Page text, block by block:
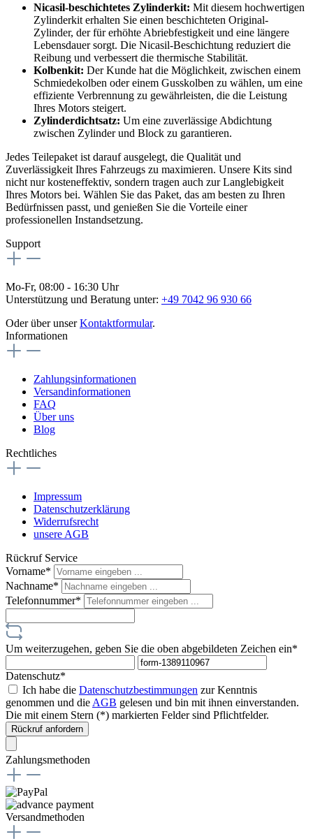
Nicasil-beschichtetes Zylinderkit: Mit diesem hochwertigen
Zylinderkit erhalten Sie einen beschichteten Original-
Zylinder, der für erhöhte Abriebfestigkeit und eine längere
Lebensdauer sorgt. Die Nicasil-Beschichtung reduziert die
Reibung und verbessert die thermische Stabilität.
Kolbenkit: Der Kunde hat die Möglichkeit, zwischen einem
Schmiedekolben oder einem Gusskolben zu wählen, um eine
effiziente Verbrennung zu gewährleisten, die die Leistung
Ihres Motors steigert.
Zylinderdichtsatz: Um eine zuverlässige Abdichtung
zwischen Zylinder und Block zu garantieren.
Jedes Teilepaket ist darauf ausgelegt, die Qualität und
Zuverlässigkeit Ihres Fahrzeugs zu maximieren. Unsere Kits sind
nicht nur kosteneffektiv, sondern tragen auch zur Langlebigkeit
Ihres Motors bei. Wählen Sie das Paket, das am besten zu Ihren
Bedürfnissen passt, und genießen Sie die Vorteile einer
professionellen Instandsetzung.
Support
Mo-Fr, 08:00 - 16:30 Uhr
Unterstützung und Beratung unter: +49 7042 96 930 66
Oder über unserKontaktformular.
Informationen
Zahlungsinformationen
Versandinformationen
FAQ
Über uns
Blog
Rechtliches
Impressum
Datenschutzerklärung
Widerrufsrecht
unsere AGB
Rückruf Service
Vorname*
Nachname*
Telefonnummer*
Um weiterzugehen, geben Sie die oben abgebildeten Zeichen ein*
Datenschutz*
Ich habe die Datenschutzbestimmungen zur Kenntnis
genommen und die AGB gelesen und bin mit ihnen einverstanden.
Die mit einem Stern (*) markierten Felder sind Pflichtfelder.
Rückruf anfordern
Zahlungsmethoden
Versandmethoden